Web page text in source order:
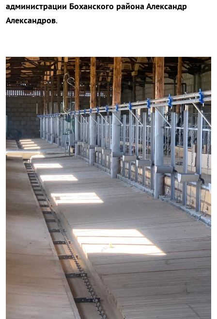
администрации Боханского района Александр
Александров.